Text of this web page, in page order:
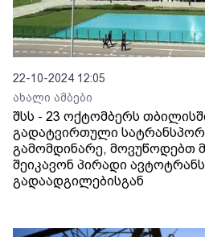
22-10-2024 12:05
ახალი ამბები
შსს - 23 ოქტომბერს
გადატვირთული
გამომდინარე, მოვუწოდებთ
შეიკავონ პირადი
გადაადგილებისგან